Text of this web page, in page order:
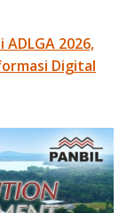
2026,
Digital